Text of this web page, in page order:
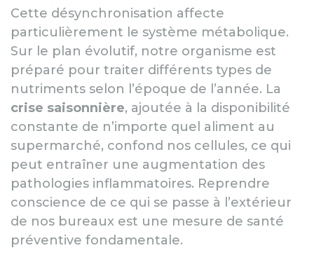
Cette désynchronisation affecte
particulièrement le système métabolique.
Sur le plan évolutif, notre organisme est
préparé pour traiter différents types de
nutriments selon l’époque de l’année. La
crise saisonnière, ajoutée à la disponibilité
constante de n’importe quel aliment au
supermarché, confond nos cellules, ce qui
peut entraîner une augmentation des
pathologies inflammatoires. Reprendre
conscience de ce qui se passe à l’extérieur
de nos bureaux est une mesure de santé
préventive fondamentale.